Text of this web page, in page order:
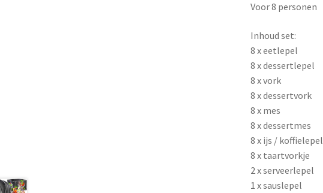
Voor 8 personen
Inhoud set:
8 x eetlepel
8 x dessertlepel
8 x vork
8 x dessertvork
8 x mes
8 x dessertmes
8 x ijs / koffielepel
8 x taartvorkje
2 x serveerlepel
1 x sauslepel